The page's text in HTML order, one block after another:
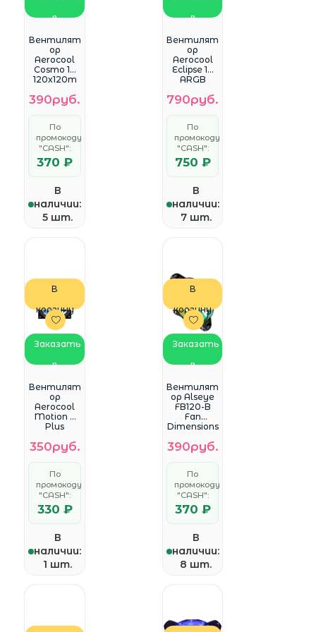
в
WhatsApp
Вентилят
ор
Aerocool
Cosmo 12
120x120m
pin(Molex)
24dB 160gr
LED Ret
390руб.
По
промокоду
"CASH":
370 ₽
В
наличии:
5 шт.
в
WhatsApp
Вентилят
ор
Aerocool
Eclipse 12
ARGB
mm
черный 3-
pin 4-pin
(Molex)22d
B Ret
790руб.
По
промокоду
"CASH":
750 ₽
В
наличии:
7 шт.
В
корзину
Заказать
в
WhatsApp
Вентилят
ор
Aerocool
Motion 8
Plus
3-pin 4-
pin(Molex)
25dB 90gr
Ret
350руб.
По
промокоду
"CASH":
330 ₽
В
наличии:
1 шт.
В
корзину
Заказать
в
WhatsApp
Вентилят
ор Alseye
FB120-B
Fan
Dimensions
390руб.
По
промокоду
"CASH":
370 ₽
В
наличии:
8 шт.